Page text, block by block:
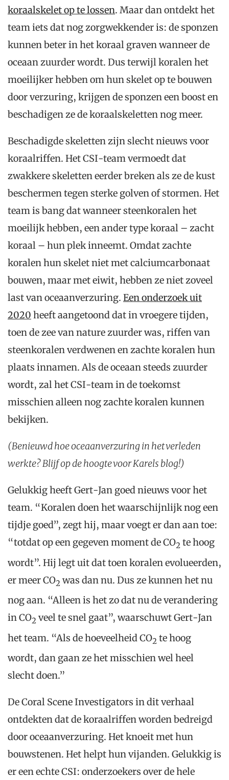
koraalskelet op te lossen. Maar dan ontdekt het
team iets dat nog zorgwekkender is: de sponzen
kunnen beter in het koraal graven wanneer de
oceaan zuurder wordt. Dus terwijl koralen het
moeilijker hebben om hun skelet op te bouwen
door verzuring, krijgen de sponzen een boost en
beschadigen ze de koraalskeletten nog meer.
Beschadigde skeletten zijn slecht nieuws voor
koraalriffen. Het CSI-team vermoedt dat
zwakkere skeletten eerder breken als ze de kust
beschermen tegen sterke golven of stormen. Het
team is bang dat wanneer steenkoralen het
moeilijk hebben, een ander type koraal – zacht
koraal – hun plek inneemt. Omdat zachte
koralen hun skelet niet met calciumcarbonaat
bouwen, maar met eiwit, hebben ze niet zoveel
last van oceaanverzuring. Een onderzoek uit
2020 heeft aangetoond dat in vroegere tijden,
toen de zee van nature zuurder was, riffen van
steenkoralen verdwenen en zachte koralen hun
plaats innamen. Als de oceaan steeds zuurder
wordt, zal het CSI-team in de toekomst
misschien alleen nog zachte koralen kunnen
bekijken.
(Benieuwd hoe oceaanverzuring in het verleden
werkte? Blijf op de hoogte voor Karels blog!)
Gelukkig heeft Gert-Jan goed nieuws voor het
team. “Koralen doen het waarschijnlijk nog een
tijdje goed”, zegt hij, maar voegt er dan aan toe:
“totdat op een gegeven moment de CO2 te hoog
wordt”. Hij legt uit dat toen koralen evolueerden,
er meer CO2 was dan nu. Dus ze kunnen het nu
nog aan. “Alleen is het zo dat nu de verandering
in CO2 veel te snel gaat”, waarschuwt Gert-Jan
het team. “Als de hoeveelheid CO2 te hoog
wordt, dan gaan ze het misschien wel heel
slecht doen.”
De Coral Scene Investigators in dit verhaal
ontdekten dat de koraalriffen worden bedreigd
door oceaanverzuring. Het knoeit met hun
bouwstenen. Het helpt hun vijanden. Gelukkig is
er een echte CSI: onderzoekers over de hele